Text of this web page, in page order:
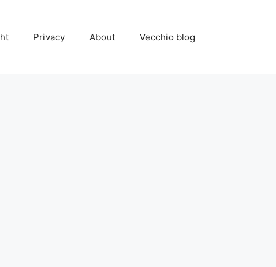
Privacy About Vecchio blog